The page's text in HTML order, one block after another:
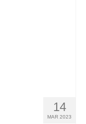
14
MAR 2023